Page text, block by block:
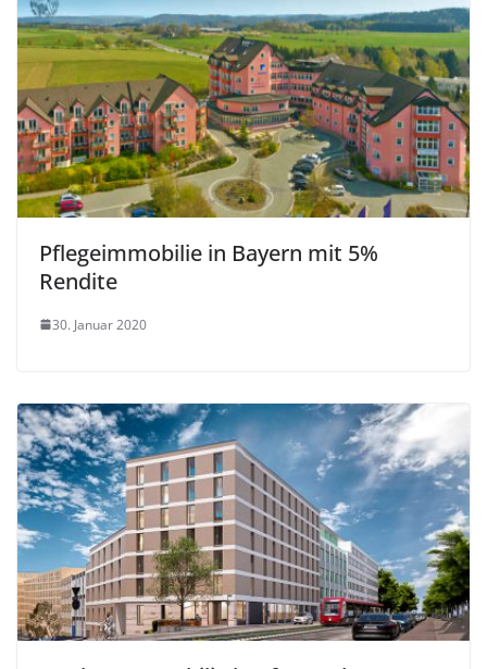
Pflegeimmobilie in Bayern mit 5%
Rendite
30. Januar 2020